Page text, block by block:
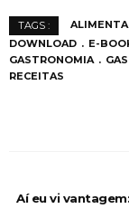
TAGS :
DOWNLOAD
E-
GASTRONOMIA
RECEITAS
Aí eu vi